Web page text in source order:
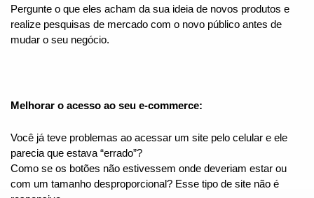
Pergunte o que eles acham da sua ideia de novos produtos e
realize pesquisas de mercado com o novo público antes de
mudar o seu negócio.
Melhorar o acesso ao seu e-commerce:
Você já teve problemas ao acessar um site pelo celular e ele
parecia que estava “errado”?
Como se os botões não estivessem onde deveriam estar ou
com um tamanho desproporcional? Esse tipo de site não é